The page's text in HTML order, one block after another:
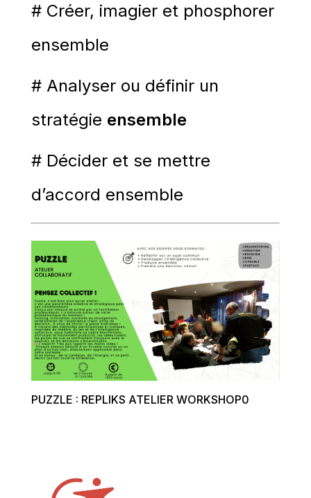
# Créer, imagier et phosphorer
ensemble
# Analyser ou définir un
stratégie ensemble
# Décider et se mettre
d’accord ensemble
PUZZLE : REPLIKS ATELIER WORKSHOP0